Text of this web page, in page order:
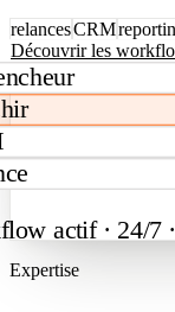
relancesCRM
Découvrir les
Workflows
actif · 24/7
Expertise